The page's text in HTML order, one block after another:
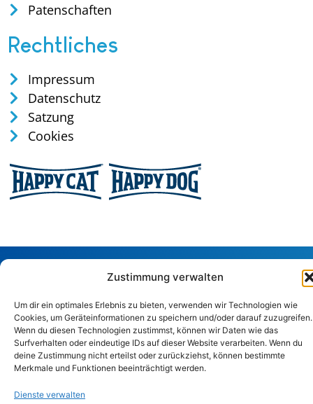
Zustimmung verwalten
Um dir ein optimales Erlebnis zu bieten, verwenden wir Technologien wie
Cookies, um Geräteinformationen zu speichern und/oder darauf zuzugreifen.
Wenn du diesen Technologien zustimmst, können wir Daten wie das
Surfverhalten oder eindeutige IDs auf dieser Website verarbeiten. Wenn du
deine Zustimmung nicht erteilst oder zurückziehst, können bestimmte
Merkmale und Funktionen beeinträchtigt werden.
Dienste verwalten
Patenschaften
Rechtliches
Impressum
Datenschutz
Satzung
Cookies
Copyright © 2024. Alle Rechte vorbehalten.
Tel: 0170 / 35 75 165
Sandstraße 29, 57586 Weitefeld